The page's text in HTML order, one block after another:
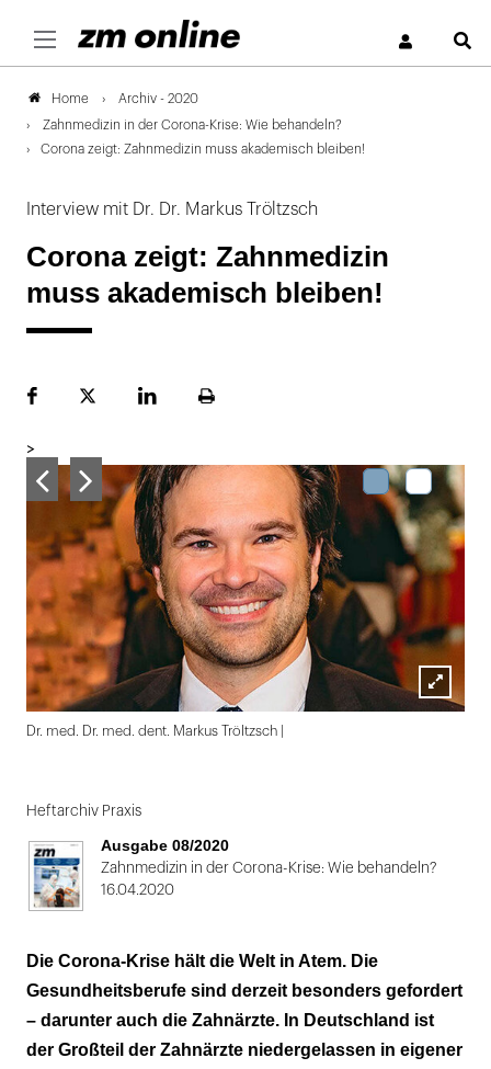
Home Archiv - 2020
Zahnmedizin in der Corona-Krise: Wie behandeln?
Corona zeigt: Zahnmedizin muss akademisch bleiben!
Interview mit Dr. Dr. Markus Tröltzsch
Corona zeigt: Zahnmedizin
muss akademisch bleiben!
FacebookPlattformLinekdInSeite
>
Lightbox
Dr. med. Dr. med. dent. Markus Tröltzsch |
1
von
2
Heftarchiv Praxis
Ausgabe 08/2020
Zahnmedizin in der Corona-Krise: Wie behandeln?
16.04.2020
Die Corona-Krise hält die Welt in Atem. Die
Gesundheitsberufe sind derzeit besonders gefordert
– darunter auch die Zahnärzte. In Deutschland ist
der Großteil der Zahnärzte niedergelassen in eigener